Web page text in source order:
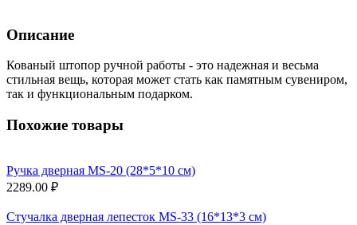
Описание
Кованый штопор ручной работы - это надежная и весьма
стильная вещь, которая может стать как памятным сувениром,
так и функциональным подарком.
Похожие товары
Ручка дверная MS-20 (28*5*10 см)
2289.00 ₽
Стучалка дверная лепесток MS-33 (16*13*3 см)